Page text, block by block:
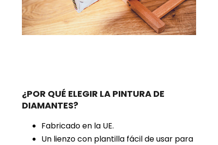
¿POR QUÉ ELEGIR LA PINTURA DE
DIAMANTES?
Fabricado en la UE.
Un lienzo con plantilla fácil de usar para